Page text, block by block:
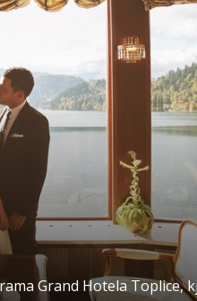
Grand Hotela Toplice,